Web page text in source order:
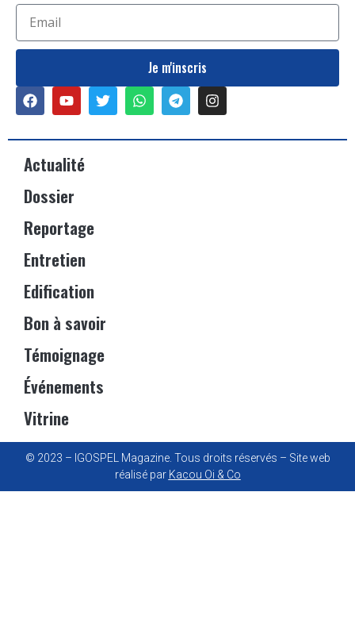
Je m'inscris
Actualité
Dossier
Reportage
Entretien
Edification
Bon à savoir
Témoignage
Événements
Vitrine
© 2023 – IGOSPEL Magazine. Tous droits réservés – Site web
réalisé par Kacou Oi & Co